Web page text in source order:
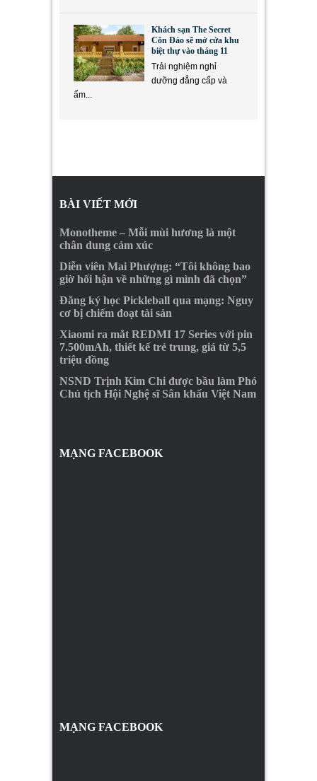
Khách sạn The Secret
Côn Đảo sẽ mở cửa khu
biệt thự vào tháng 11
Trải nghiệm nghỉ
dưỡng đẳng cấp và
ẩm...
BÀI VIẾT MỚI
Monotheme – Mỗi mùi hương là một
chân dung cảm xúc
Diễn viên Mai Phượng: “Tôi không bao
giờ hối hận về những gì mình đã chọn”
Đăng ký học Pickleball qua mạng: Nguy
cơ bị chiếm đoạt tài sản
Xiaomi ra mắt REDMI 17 Series với pin
7.500mAh, thiết kế trẻ trung, giá từ 5,5
triệu đồng
NSND Trịnh Kim Chi được bầu làm Phó
Chủ tịch Hội Nghệ sĩ Sân khấu Việt Nam
MẠNG FACEBOOK
MẠNG FACEBOOK